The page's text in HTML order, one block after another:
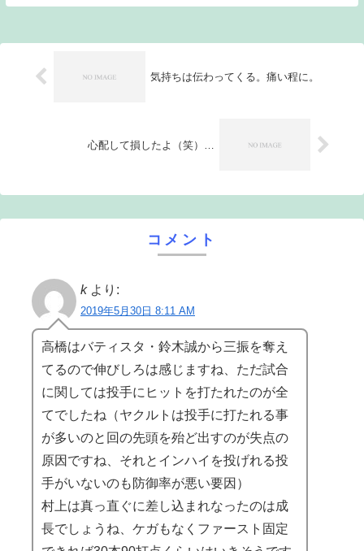
席で負傷し、降板という事実は褒められる
気持ちは伝わってくる。痛い程に。
心配して損したよ（笑）…
コメント
k より:
2019年5月30日 8:11 AM
高橋はバティスタ・鈴木誠から三振を奪え
てるので伸びしろは感じますね、ただ試合
に関しては投手にヒットを打たれたのが全
てでしたね（ヤクルトは投手に打たれる事
が多いのと回の先頭を殆ど出すのが失点の
原因ですね、それとインハイを投げれる投
手がいないのも防御率が悪い要因）
村上は真っ直ぐに差し込まれなったのは成
長でしょうね、ケガもなくファースト固定